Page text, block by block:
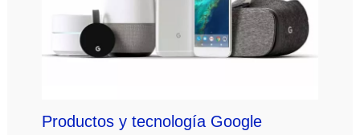
Productos y tecnología Google